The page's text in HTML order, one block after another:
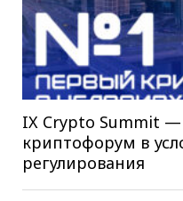
IX Crypto Summit
криптофорум в
регулирования